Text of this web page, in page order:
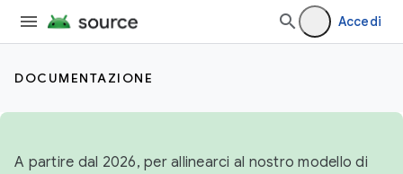
Accedi
DOCUMENTAZIONE
A partire dal 2026, per allinearci al nostro modello di